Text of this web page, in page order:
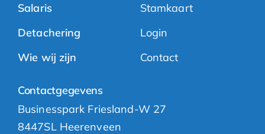
Salaris
Detachering
Wie wij zijn
Stamkaart
Login
Contact
Contactgegevens
Businesspark Friesland-W 27
8447SL Heerenveen